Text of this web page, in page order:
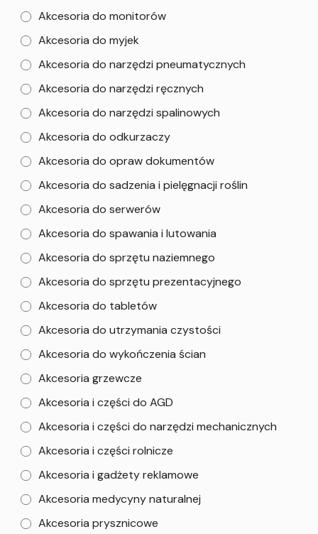
Akcesoria do monitorów
Akcesoria do myjek
Akcesoria do narzędzi pneumatycznych
Akcesoria do narzędzi ręcznych
Akcesoria do narzędzi spalinowych
Akcesoria do odkurzaczy
Akcesoria do opraw dokumentów
Akcesoria do sadzenia i pielęgnacji roślin
Akcesoria do serwerów
Akcesoria do spawania i lutowania
Akcesoria do sprzętu naziemnego
Akcesoria do sprzętu prezentacyjnego
Akcesoria do tabletów
Akcesoria do utrzymania czystości
Akcesoria do wykończenia ścian
Akcesoria grzewcze
Akcesoria i części do AGD
Akcesoria i części do narzędzi mechanicznych
Akcesoria i części rolnicze
Akcesoria i gadżety reklamowe
Akcesoria medycyny naturalnej
Akcesoria prysznicowe